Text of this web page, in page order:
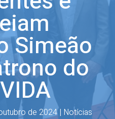
Simeão
do
de 2024| Notícias